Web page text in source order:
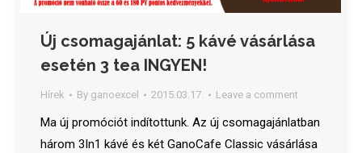
Új csomagajánlat: 5 kávé vásárlása
esetén 3 tea INGYEN!
Hírek By ganoexcel 2015.03.17. Leave a comment
Ma új promóciót indítottunk. Az új csomagajánlatban
három 3In1 kávé és két GanoCafe Classic vásárlása